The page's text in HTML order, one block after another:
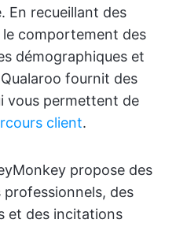
En recueillant des
comportement des
démographiques et
fournit des
vous permettent de
client.
propose des
des
et des incitations